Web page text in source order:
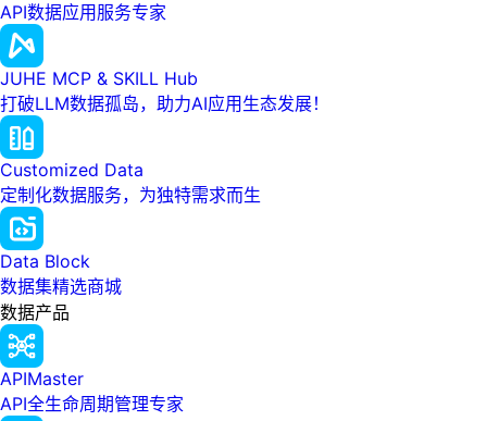
API数据应用服务专家
JUHE MCP & SKILL Hub
打破LLM数据孤岛，助力AI应用生态发展！
Customized Data
定制化数据服务，为独特需求而生
Data Block
数据集精选商城
数据产品
APIMaster
API全生命周期管理专家